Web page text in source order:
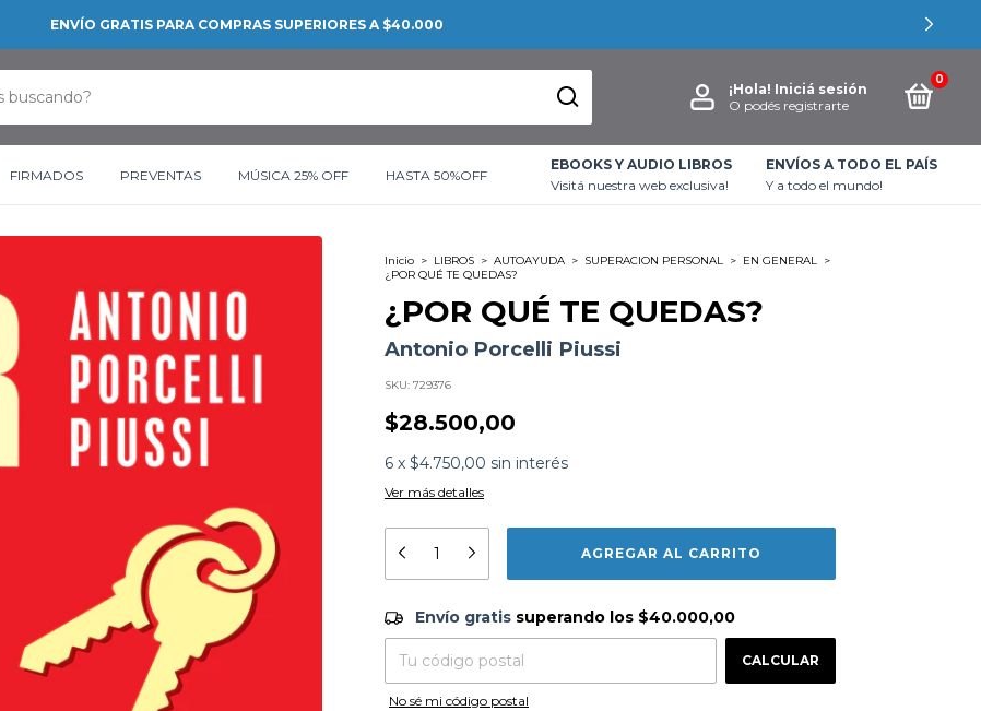
ENVÍO GRATIS PARA COMPRAS SUPERIORES A $40.000
¡Hola! Iniciá sesión
O podés registrarte
0
FIRMADOS PREVENTAS MÚSICA 25% OFF HASTA 50%OFF
EBOOKS Y AUDIO LIBROS
Visitá nuestra web exclusiva!
ENVÍOS A TODO EL PAÍS
Y a todo el mundo!
Inicio > LIBROS > AUTOAYUDA > SUPERACION PERSONAL > EN GENERAL >
¿POR QUÉ TE QUEDAS?
¿POR QUÉ TE QUEDAS?
Antonio Porcelli Piussi
SKU: 729376
$28.500,00
6 x $4.750,00 sin interés
Ver más detalles
Envío gratis $40.000,00
Entregas para el CP: CAMBIAR CP
Envío gratis superando los $40.000,00
CALCULAR
No sé mi código postal